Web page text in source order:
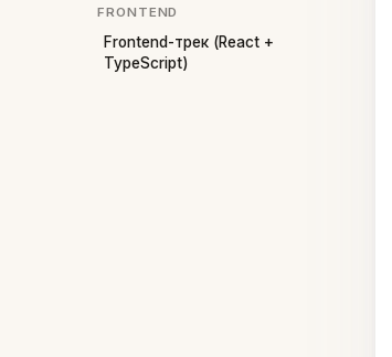
FRONTEND
Frontend-трек (React +
TypeScript)